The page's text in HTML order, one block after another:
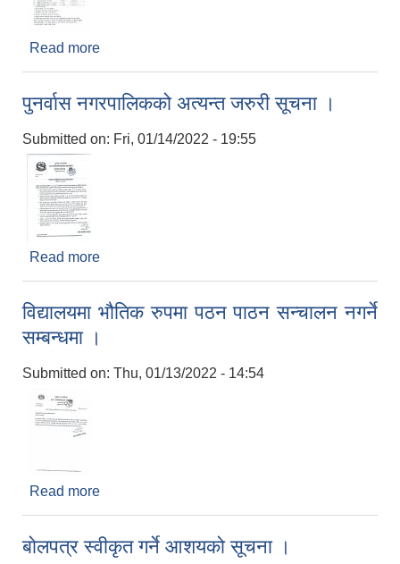
Read more
पुनर्वास नगरपालिकको अत्यन्त जरुरी सूचना ।
Submitted on: Fri, 01/14/2022 - 19:55
Read more
विद्यालयमा भौतिक रुपमा पठन पाठन सन्चालन नगर्ने
सम्बन्धमा ।
Submitted on: Thu, 01/13/2022 - 14:54
Read more
बाेलपत्र स्वीकृत गर्ने आशयको सूचना ।